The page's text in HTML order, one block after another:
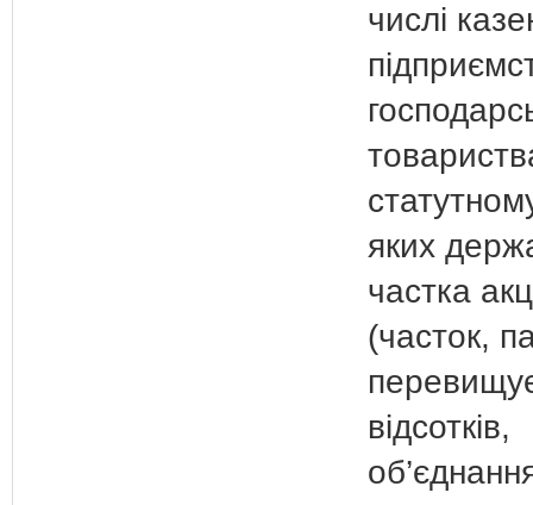
числі
яких
частка
(часток,
відсотків,